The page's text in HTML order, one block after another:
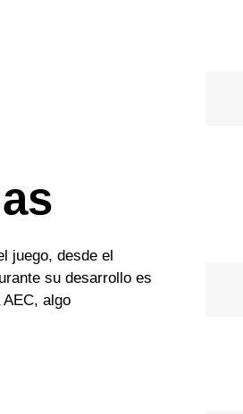
juego, desde el
su desarrollo es
algo